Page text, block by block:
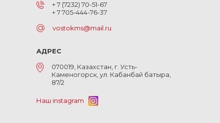
+ 7 (7232) 70-51-67
+ 7 705-444-76-37
vostokms@mail.ru
АДРЕС
070019, Казахстан, г. Усть-
Каменогорск, ул. Кабанбай батыра,
87/2
Наш instagram